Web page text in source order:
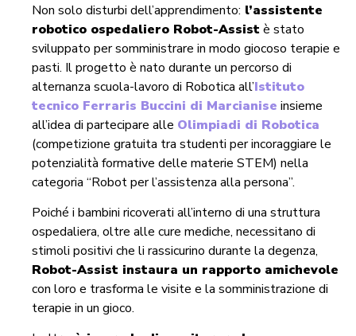
Non solo disturbi dell’apprendimento: l’assistente
robotico ospedaliero Robot-Assistè stato
sviluppato per somministrare in modo giocoso terapie e
pasti. Il progetto è nato durante un percorso di
alternanza scuola-lavoro di Robotica all’Istituto
tecnico Ferraris Buccini di Marcianise insieme
all’idea di partecipare alle Olimpiadi di Robotica
(competizione gratuita tra studenti per incoraggiare le
potenzialità formative delle materie STEM) nella
categoria “Robot per l’assistenza alla persona”.
Poiché i bambini ricoverati all’interno di una struttura
ospedaliera, oltre alle cure mediche, necessitano di
stimoli positivi che li rassicurino durante la degenza,
Robot-Assist instaura un rapporto amichevole
con loro e trasforma le visite e la somministrazione di
terapie in un gioco.